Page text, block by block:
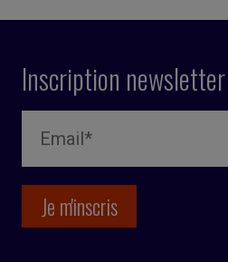
Inscription newsletter